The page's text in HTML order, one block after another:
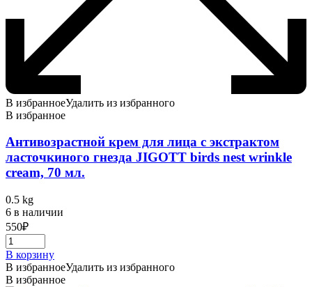
В избранноеУдалить из избранного
В избранное
Антивозрастной крем для лица с экстрактом
ласточкиного гнезда JIGOTT birds nest wrinkle
cream, 70 мл.
0.5 kg
6 в наличии
550₽
В корзину
В избранноеУдалить из избранного
В избранное